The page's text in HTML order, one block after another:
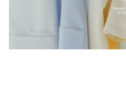
ご購入者様
購入確認済み